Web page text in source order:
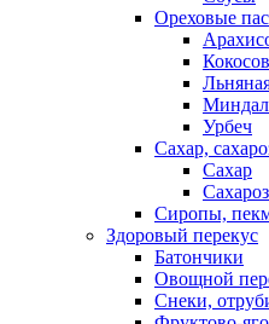
Ореховые
Урбеч
Сахар,
Сахар
Сиропы,
Здоровый перекус
Батончики
Овощной
Снеки,